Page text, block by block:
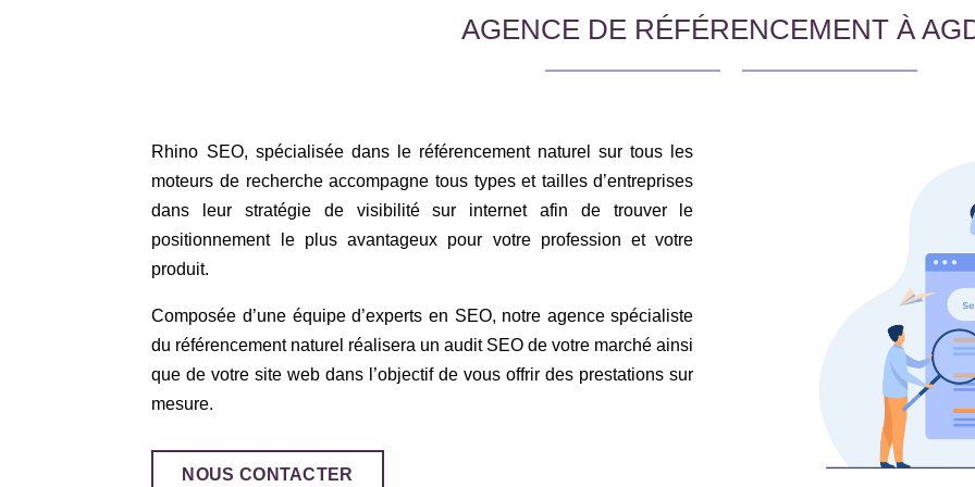
AGENCE DE RÉFÉRENCEMENT À
Rhino SEO, spécialisée dans le référencement naturel sur tous les
moteurs de recherche accompagne tous types et tailles d’entreprises
dans leur stratégie de visibilité sur internet afin de trouver le
positionnement le plus avantageux pour votre profession et votre
produit.
Composée d’une équipe d’experts en SEO, notre agence spécialiste
du référencement naturel réalisera un audit SEO de votre marché ainsi
que de votre site web dans l’objectif de vous offrir des prestations sur
mesure.
NOUS CONTACTER